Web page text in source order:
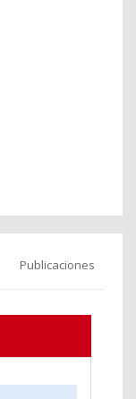
Publicaciones